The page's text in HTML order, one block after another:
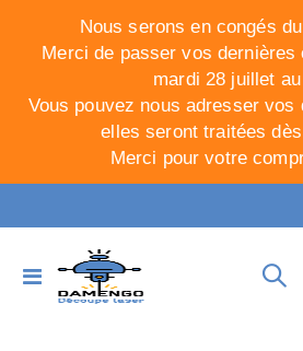
Nous serons en congés
Merci de passer vos dernières
mardi 28 juillet
Vous pouvez nous adresser vos
elles seront traitées
Merci pour votre
Basculer